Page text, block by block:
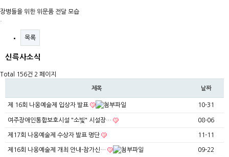
장병들을 위한 위문품 전달 모습
목록
신륵사소식
Total 156건 2 페이지
제목 날짜
제 16회 나옹예술제 입상자 발표 10-31
여주장애인통합보호시설 "소빛" 시설장… 08-06
제17회 나옹예술제 수상자 발표 명단 11-11
제16회 나옹예술제 개최 안내-참가신… 09-22